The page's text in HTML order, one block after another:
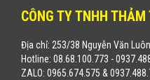
CÔNG TY TNHH
Địa chỉ: 253/38 Nguyễn Văn
Hotline: 08.68.100.773 -
ZALO: 0965.674.575 &